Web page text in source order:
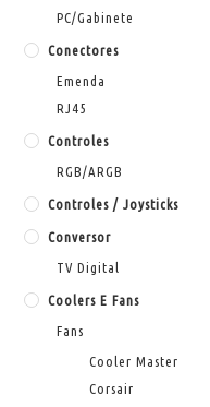
PC/Gabinete
Conectores
Emenda
RJ45
Controles
RGB/ARGB
Controles / Joysticks
Conversor
TV Digital
Coolers E Fans
Fans
Cooler Master
Corsair